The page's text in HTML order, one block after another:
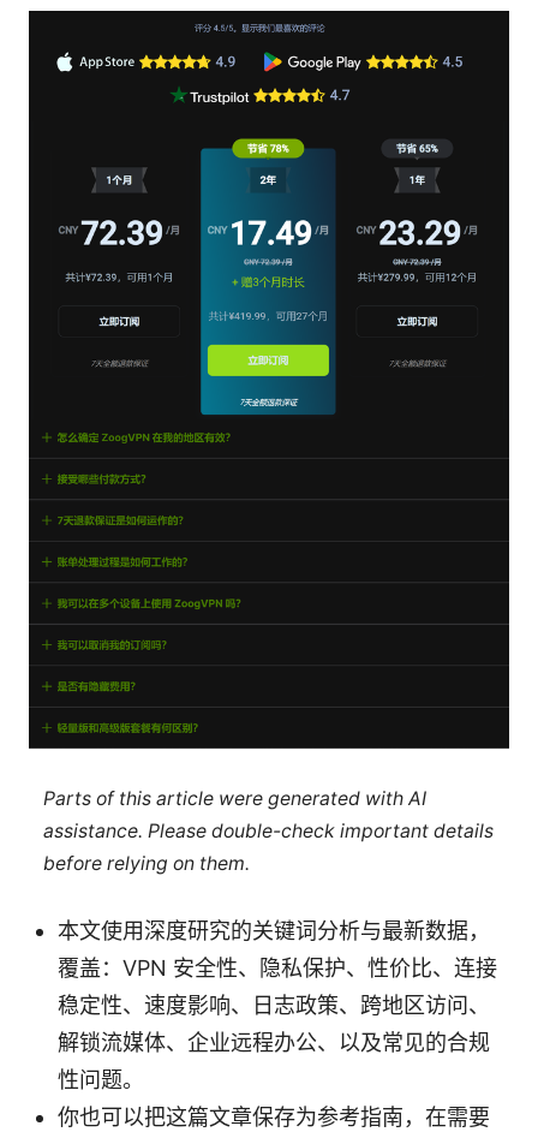
Parts of this article were generated with AI
assistance. Please double-check important details
before relying on them.
本文使用深度研究的关键词分析与最新数据，
覆盖：VPN 安全性、隐私保护、性价比、连接
稳定性、速度影响、日志政策、跨地区访问、
解锁流媒体、企业远程办公、以及常见的合规
性问题。
你也可以把这篇文章保存为参考指南，在需要